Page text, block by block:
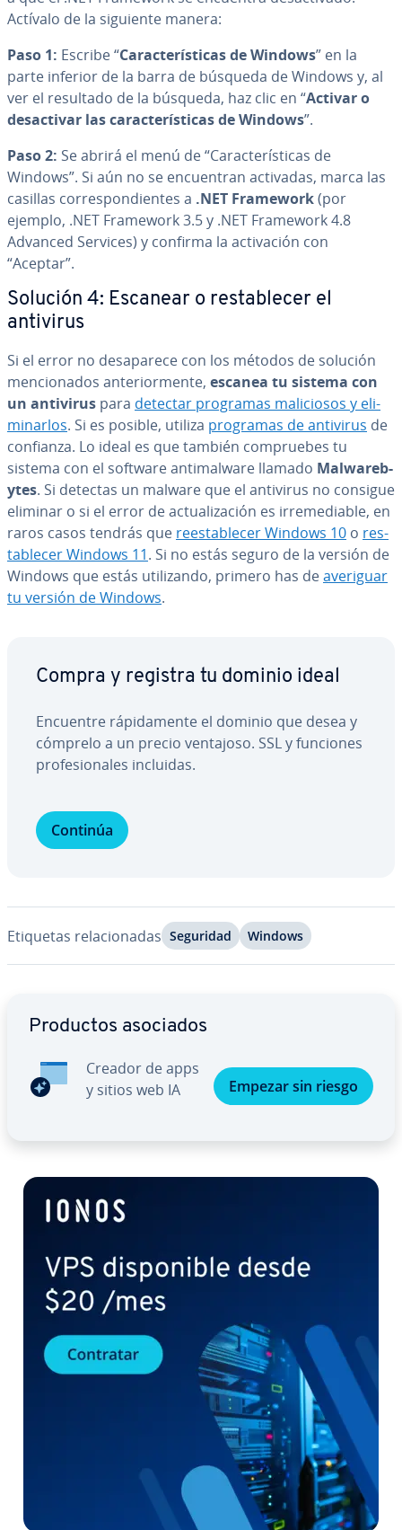
Actívalo de la siguiente manera:
Paso 1: Escribe “Ca­ra­c­te­rí­s­ti­cas de Windows” en la
parte inferior de la barra de búsqueda de Windows y, al
ver el resultado de la búsqueda, haz clic en “Activar o
des­ac­ti­var las ca­ra­c­te­rí­s­ti­cas de Windows”.
Paso 2: Se abrirá el menú de “Ca­ra­c­te­rí­s­ti­cas de
Windows”. Si aún no se en­cue­n­tran activadas, marca las
casillas co­rre­s­po­n­die­n­tes a .NET Framework(por
ejemplo, .NET Framework 3.5 y .NET Framework 4.8
Advanced Services) y confirma la ac­ti­va­ción con
“Aceptar”.
Solución 4: Escanear o re­s­ta­ble­cer el
antivirus
Si el error no des­apa­re­ce con los métodos de solución
me­n­cio­na­dos an­te­rio­r­me­n­te, escanea tu sistema con
un antivirus para detectar programas ma­li­cio­sos y eli­
mi­nar­los. Si es posible, utiliza programas de antivirus de
confianza. Lo ideal es que también co­m­prue­bes tu
sistema con el software an­ti­ma­lwa­re llamado Ma­lwa­re­b­
y­tes. Si detectas un malware que el antivirus no consigue
eliminar o si el error de ac­tua­li­za­ción es irre­me­dia­ble, en
raros casos tendrás que re­es­ta­ble­cer Windows 10 o re­s­
ta­ble­cer Windows 11. Si no estás seguro de la versión de
Windows que estás uti­li­za­n­do, primero has deaveriguar
tu versión de Windows.
Compra y registra tu dominio ideal
Encuentre rá­pi­da­me­n­te el dominio que desea y
cómprelo a un precio ventajoso. SSL y funciones
pro­fe­sio­na­les incluidas.
Continúa
Etiquetas re­la­cio­na­das Seguridad Windows
Productos asociados
Creador de apps
y sitios web IA
Empezar sin riesgo